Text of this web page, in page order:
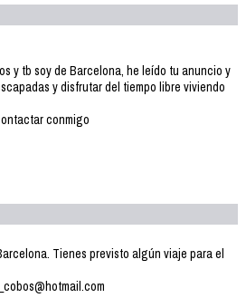
y tb soy de Barcelona, he leído tu anuncio y
y disfrutar del tiempo libre viviendo
conmigo
Tienes previsto algún viaje para el